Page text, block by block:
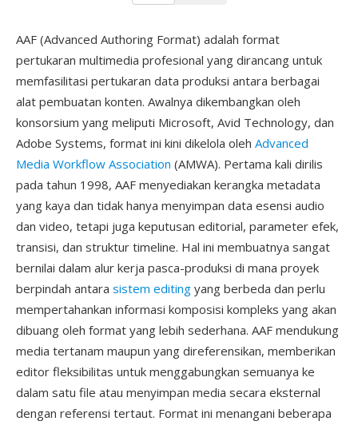
AAF (Advanced Authoring Format) adalah format
pertukaran multimedia profesional yang dirancang untuk
memfasilitasi pertukaran data produksi antara berbagai
alat pembuatan konten. Awalnya dikembangkan oleh
konsorsium yang meliputi Microsoft, Avid Technology, dan
Adobe Systems, format ini kini dikelola oleh Advanced
Media Workflow Association (AMWA). Pertama kali dirilis
pada tahun 1998, AAF menyediakan kerangka metadata
yang kaya dan tidak hanya menyimpan data esensi audio
dan video, tetapi juga keputusan editorial, parameter efek,
transisi, dan struktur timeline. Hal ini membuatnya sangat
bernilai dalam alur kerja pasca-produksi di mana proyek
berpindah antara sistem editing yang berbeda dan perlu
mempertahankan informasi komposisi kompleks yang akan
dibuang oleh format yang lebih sederhana. AAF mendukung
media tertanam maupun yang direferensikan, memberikan
editor fleksibilitas untuk menggabungkan semuanya ke
dalam satu file atau menyimpan media secara eksternal
dengan referensi tertaut. Format ini menangani beberapa